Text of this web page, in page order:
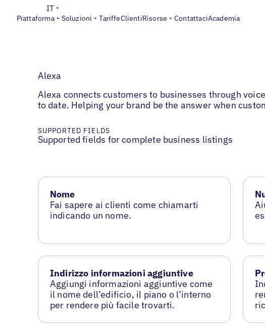
Piattaforma Soluzioni TariffeClientiRisorse ContattaciAcademia
IT
Alexa
Alexa connects customers to businesses through
to date. Helping your brand be the answer when
SUPPORTED FIELDS
Supported fields for complete business listings
Nome
Fai sapere ai clienti come chiamarti
indicando un nome.
Indirizzo informazioni aggiuntive
Aggiungi informazioni aggiuntive come
il nome dell’edificio, il piano o l’interno
per rendere più facile trovarti.